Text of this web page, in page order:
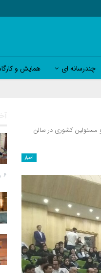
چندرسانه ای همایش و
مسئولین کشوری در سالن
اخبار
۶ مهر ۱۴۰۴